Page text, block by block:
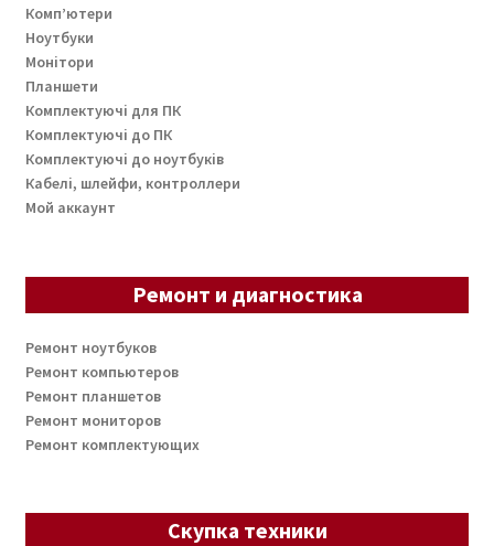
Комп’ютери
Ноутбуки
Монітори
Планшети
Комплектуючі для ПК
Комплектуючі до ПК
Комплектуючі до ноутбуків
Кабелі, шлейфи, контроллери
Мой аккаунт
Ремонт и диагностика
Ремонт ноутбуков
Ремонт компьютеров
Ремонт планшетов
Ремонт мониторов
Ремонт комплектующих
Скупка техники